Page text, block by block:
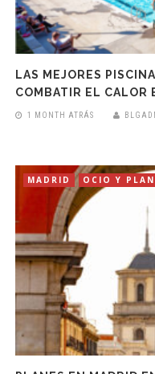
LAS MEJORES
COMBATIR EL CALOR
1 MONTH ATRÁS
MADRID OCIO Y